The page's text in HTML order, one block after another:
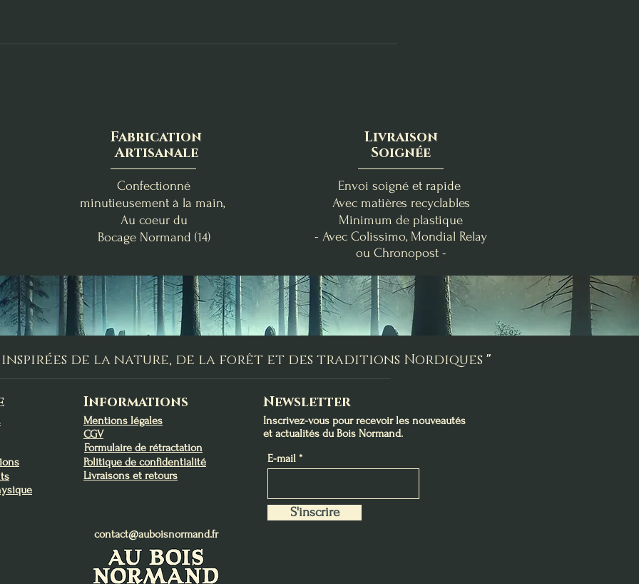
Fabrication
Artisanale
Confectionné
minutieusement à la main,
Au coeur du
Bocage Normand (14)
Livraison
Soignée
Envoi soigné et rapide
Avec matières recyclables
Minimum de plastique
- Avec Colissimo, Mondial Relay
ou Chronopost -
de la nature, de la forêt et des traditions Nordiques "
Informations
Mentions légales
CGV
Politique de confidentialité
Livraisons et retours
Formulaire de rétractation
contact@auboisnormand.fr
Newsletter
Inscrivez-vous pour recevoir les nouveautés
et actualités du Bois Normand.
E-mail
S'inscrire